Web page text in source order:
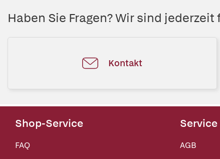
Haben Sie Fragen? Wir sind jederzeit
Kontakt
Shop-Service
FAQ
Service
AGB